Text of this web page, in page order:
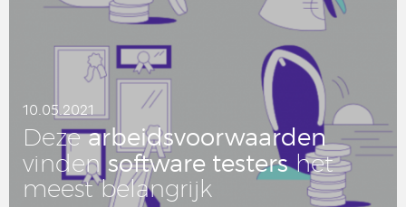
10.05.2021
Dezear­beids­voor­waar­den
vinden soft­wa­re testershet
meest be­lang­rijk